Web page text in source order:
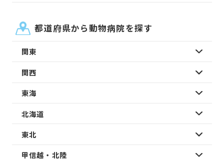
都道府県から動物病院を探す
関東
関西
東海
北海道
東北
甲信越・北陸